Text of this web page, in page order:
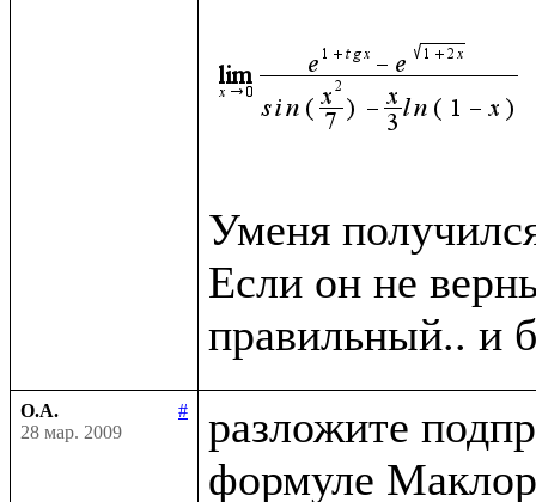
Уменя
Если он не
О.А.
#
28 мар. 2009
разложите
формуле